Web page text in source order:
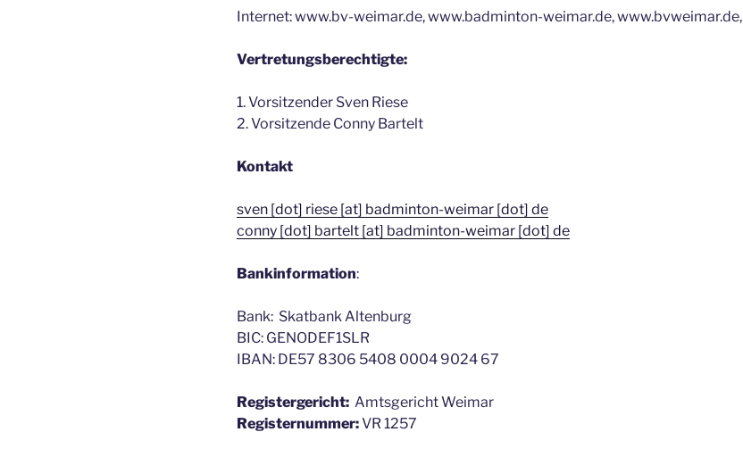
Internet: www.bv-weimar.de, www.badminton-weimar.de, www.bvweimar.de,
Vertretungsberechtigte:
1. Vorsitzender Sven Riese
2. Vorsitzende Conny Bartelt
Kontakt
sven [dot] riese [at] badminton-weimar [dot] de
conny [dot] bartelt [at] badminton-weimar [dot] de
Bankinformation:
Bank: Skatbank Altenburg
BIC: GENODEF1SLR
IBAN: DE57 8306 5408 0004 9024 67
Registergericht: Amtsgericht Weimar
Registernummer:VR 1257